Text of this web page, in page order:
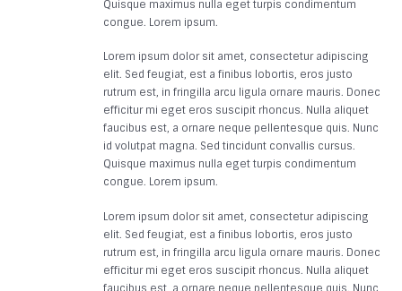
Quisque maximus nulla eget turpis condimentum
congue. Lorem ipsum.
Lorem ipsum dolor sit amet, consectetur adipiscing
elit. Sed feugiat, est a finibus lobortis, eros justo
rutrum est, in fringilla arcu ligula ornare mauris. Donec
efficitur mi eget eros suscipit rhoncus. Nulla aliquet
faucibus est, a ornare neque pellentesque quis. Nunc
id volutpat magna. Sed tincidunt convallis cursus.
Quisque maximus nulla eget turpis condimentum
congue. Lorem ipsum.
Lorem ipsum dolor sit amet, consectetur adipiscing
elit. Sed feugiat, est a finibus lobortis, eros justo
rutrum est, in fringilla arcu ligula ornare mauris. Donec
efficitur mi eget eros suscipit rhoncus. Nulla aliquet
faucibus est, a ornare neque pellentesque quis. Nunc